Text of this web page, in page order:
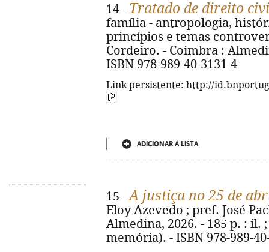
14 - Tratado de direito
família - antropologia,
princípios e temas
Cordeiro. - Coimbra :
ISBN 978-989-40-3131-4
Link persistente: http://
ADICIONAR À LISTA
15 -A justiça no 25 de
Eloy Azevedo ; pref. José
Almedina, 2026. - 185 p. : il.
memória). - ISBN 978-989-